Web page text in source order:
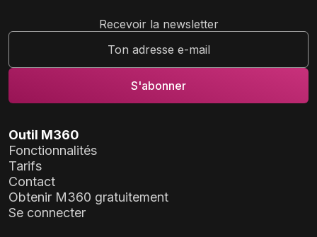
Recevoir la newsletter
Outil M360
Fonctionnalités
Tarifs
Contact
Obtenir M360 gratuitement
Se connecter